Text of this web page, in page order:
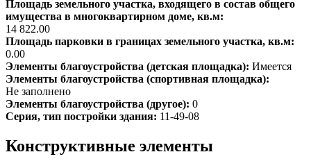
Площадь земельного участка, входящего в состав общего
имущества в многоквартирном доме, кв.м:
14 822.00
Площадь парковки в границах земельного участка, кв.м:
0.00
Элементы благоустройства (детская площадка): Имеется
Элементы благоустройства (спортивная площадка):
Не заполнено
Элементы благоустройства (другое): 0
Серия, тип постройки здания: 11-49-08
Конструктивные элементы